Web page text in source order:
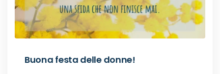
Classici
Buona festa delle donne!